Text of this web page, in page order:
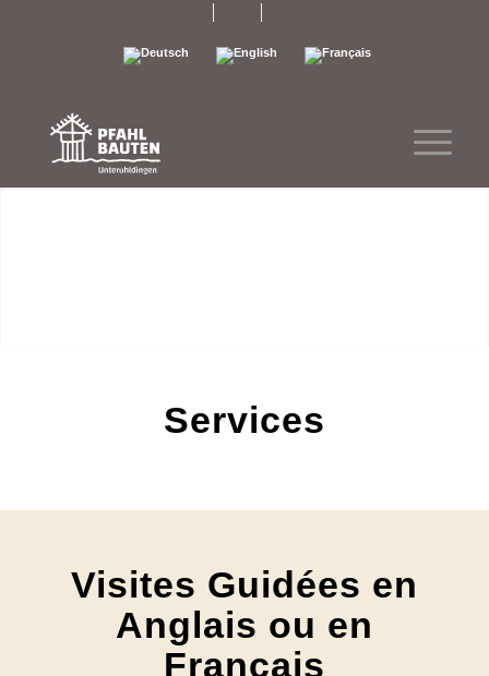
Services
Visites Guidées en
Anglais ou en
Français